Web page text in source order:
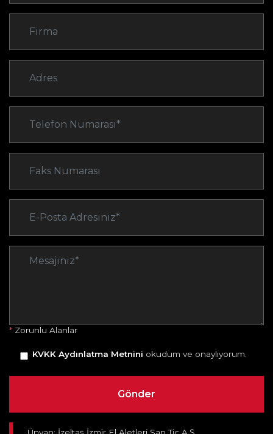
* Zorunlu Alanlar
KVKK Aydınlatma Metnini okudum ve onaylıyorum.
Ünvan: İzeltaş İzmir El Aletleri San Tic A.Ş